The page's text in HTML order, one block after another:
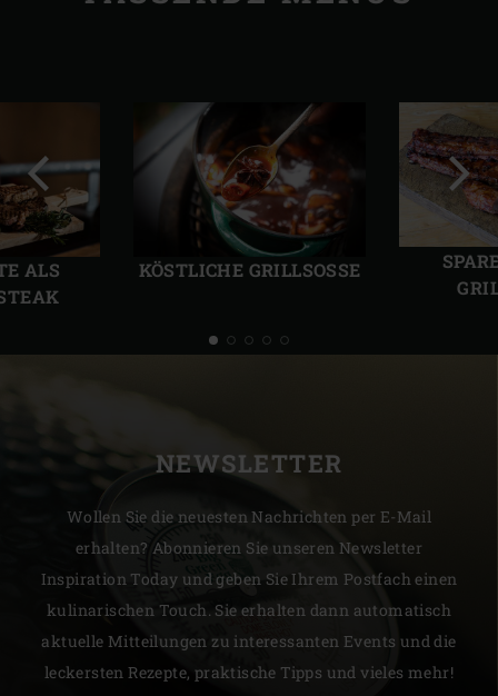
ALS
KÖSTLICHE GRILLSOSSE
Vorherige
Folie
Folie
NEWSLETTER
Wollen Sie die neuesten Nachrichten per E-Mail
erhalten? Abonnieren Sie unseren Newsletter
Inspiration Today und geben Sie Ihrem Postfach einen
kulinarischen Touch. Sie erhalten dann automatisch
aktuelle Mitteilungen zu interessanten Events und die
leckersten Rezepte, praktische Tipps und vieles mehr!